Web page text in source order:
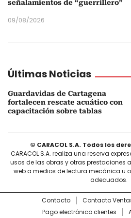
señalamientos de “guerrillero”
09/08/2026
Últimas Noticias
Guardavidas de Cartagena
fortalecen rescate acuático con
capacitación sobre tablas
© CARACOL S.A. Todos los
CARACOL S.A. realiza una reserva
usos de las obras y otras prestaciones
web a medios de lectura mecánica u
adecuados.
Contacto Contacto
Pago electrónico clientes